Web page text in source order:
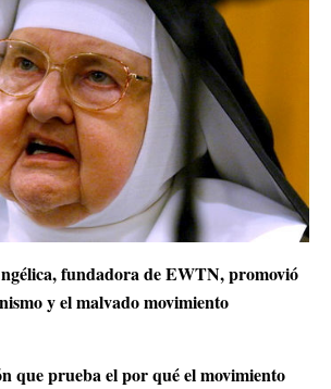
fundadora de EWTN, promovió
y el malvado movimiento
que prueba el por qué el movimiento